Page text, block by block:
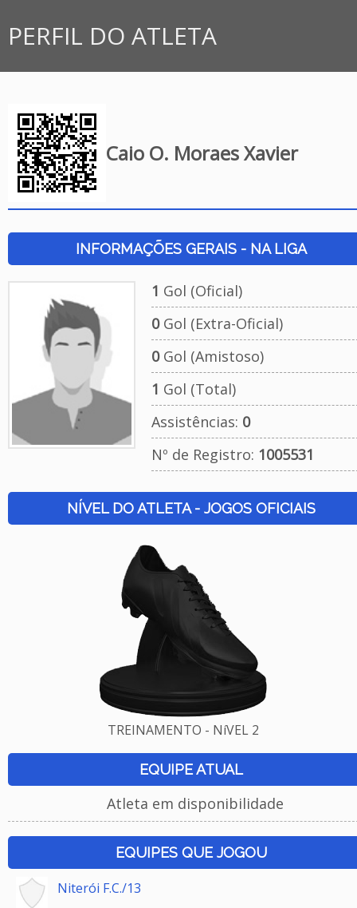
PERFIL DO ATLETA
Caio O. Moraes Xavier
INFORMAÇÕES GERAIS - NA LIGA
1 Gol (Oficial)
0Gol (Extra-Oficial)
0Gol (Amistoso)
1 Gol (Total)
Assistências: 0
Nº de Registro: 1005531
NÍVEL DO ATLETA - JOGOS OFICIAIS
TREINAMENTO - NíVEL 2
EQUIPE ATUAL
Atleta em disponibilidade
EQUIPES QUE JOGOU
Niterói F.C./13